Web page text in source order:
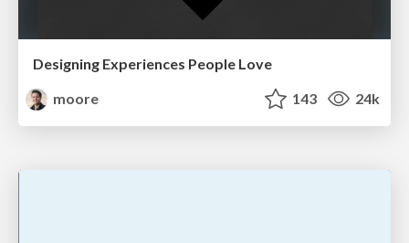
Designing Experiences People Love
moore
143 24k